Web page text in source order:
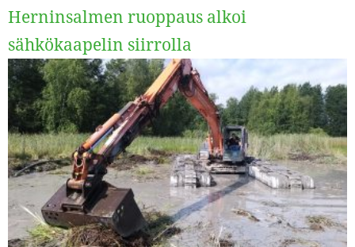
Herninsalmen ruoppaus alkoi
sähkökaapelin siirrolla